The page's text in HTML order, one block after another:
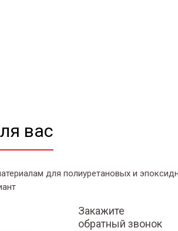
вас
для полиуретановых и
Закажите
обратный звонок